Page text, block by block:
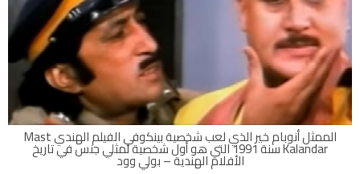
الممثل أنوبام خير الذي لعب شخصية بينكوفي الفيلم الهندي Mast
Kalandar سنة 1991 التي هو أول شخصية لمثلي جنس في تاريخ
الأفلام الهندية – بولي وود